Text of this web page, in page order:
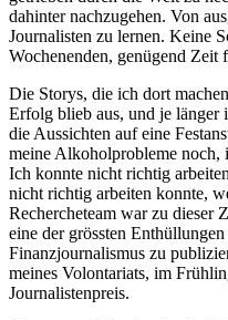
dahinter nachzugehen. Von
Journalisten zu lernen. Keine
Wochenenden, genügend Zeit
Die Storys, die ich dort
Erfolg blieb aus, und je länger
die Aussichten auf eine
meine Alkoholprobleme noch,
Ich konnte nicht richtig
nicht richtig arbeiten konnte,
Rechercheteam war zu dieser
eine der grössten
Finanzjournalismus zu
meines Volontariats, im
Journalistenpreis.